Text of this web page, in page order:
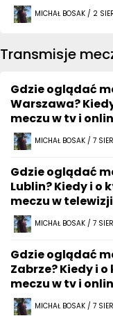
MICHAŁ BOSAK / 2
Transmisje
Gdzie oglądać
Warszawa?
meczu w tv i
MICHAŁ BOSAK / 7
Gdzie oglądać
Lublin? Kiedy i
meczu w
MICHAŁ BOSAK / 7
Gdzie oglądać
Zabrze? Kiedy i
meczu w tv i
MICHAŁ BOSAK / 7